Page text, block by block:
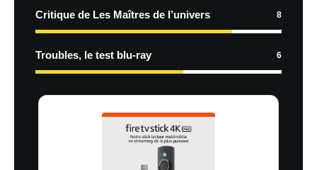
Critique de Les Maîtres de l’univers 8
Troubles, le test blu-ray 6